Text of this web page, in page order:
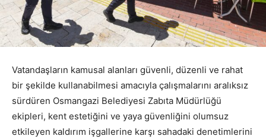
Vatandaşların kamusal alanları güvenli, düzenli ve rahat
bir şekilde kullanabilmesi amacıyla çalışmalarını aralıksız
sürdüren Osmangazi Belediyesi Zabıta Müdürlüğü
ekipleri, kent estetiğini ve yaya güvenliğini olumsuz
etkileyen kaldırım işgallerine karşı sahadaki denetimlerini